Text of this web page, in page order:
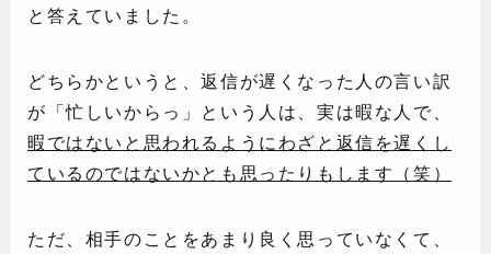
と答えていました。
どちらかというと、返信が遅くなった人の言い訳
が「忙しいからっ」という人は、実は暇な人で、
暇ではないと思われるようにわざと返信を遅くし
ているのではないかとも思ったりもします（笑）
ただ、相手のことをあまり良く思っていなくて、